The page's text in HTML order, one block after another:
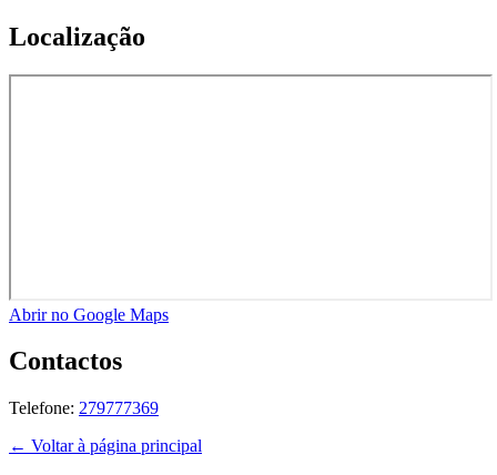
Localização
Abrir no Google Maps
Contactos
Telefone: 279777369
← Voltar à página principal